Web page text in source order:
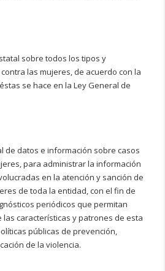
sobre todos los tipos y
las mujeres, de acuerdo con la
se hace en la Ley General de
de datos e información sobre casos
para administrar la información
en la atención y sanción de
de toda la entidad, con el fin de
periódicos que permitan
características y patrones de esta
públicas de prevención,
de la violencia.